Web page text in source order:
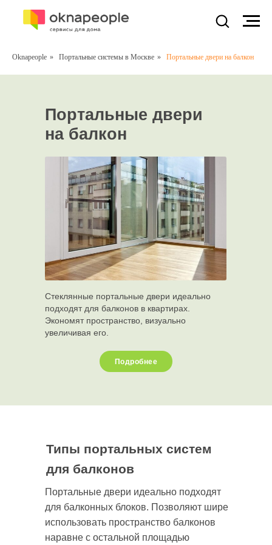
Oknapeople » Портальные системы в Москве » Портальные двери на балкон
Портальные двери
на балкон
Стеклянные портальные двери идеально
подходят для балконов в квартирах.
Экономят пространство, визуально
увеличивая его.
Подробнее
Типы портальных систем
для балконов
Портальные двери идеально подходят
для балконных блоков. Позволяют шире
использовать пространство балконов
наравне с остальной площадью